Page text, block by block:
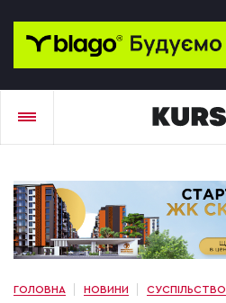
ГОЛОВНА НОВИНИ
СУСПІЛЬСТВО